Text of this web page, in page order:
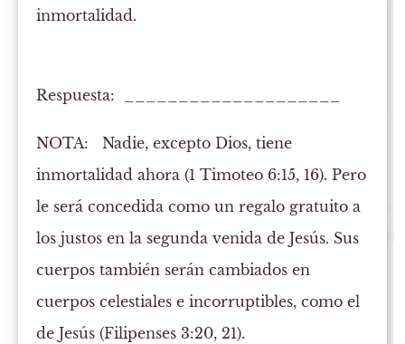
inmortalidad.
Respuesta: ____________________
NOTA: Nadie, excepto Dios, tiene
inmortalidad ahora (1 Timoteo 6:15, 16). Pero
le será concedida como un regalo gratuito a
los justos en la segunda venida de Jesús. Sus
cuerpos también serán cambiados en
cuerpos celestiales e incorruptibles, como el
de Jesús (Filipenses 3:20, 21).